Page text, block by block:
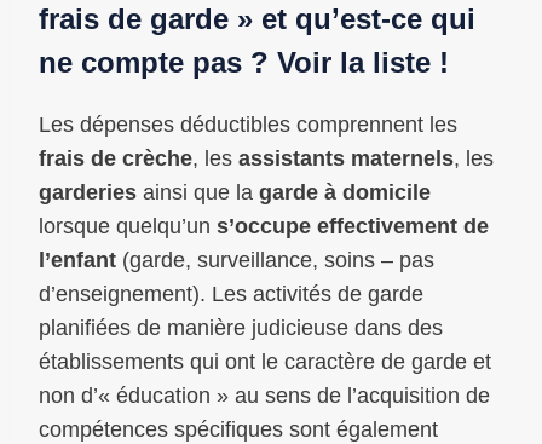
frais de garde » et qu’est-ce qui
ne compte pas ? Voir la liste !
Les dépenses déductibles comprennent les
frais de crèche, les assistants maternels, les
garderies ainsi que la garde à domicile
lorsque quelqu’un s’occupe effectivement de
l’enfant (garde, surveillance, soins – pas
d’enseignement). Les activités de garde
planifiées de manière judicieuse dans des
établissements qui ont le caractère de garde et
non d’« éducation » au sens de l’acquisition de
compétences spécifiques sont également